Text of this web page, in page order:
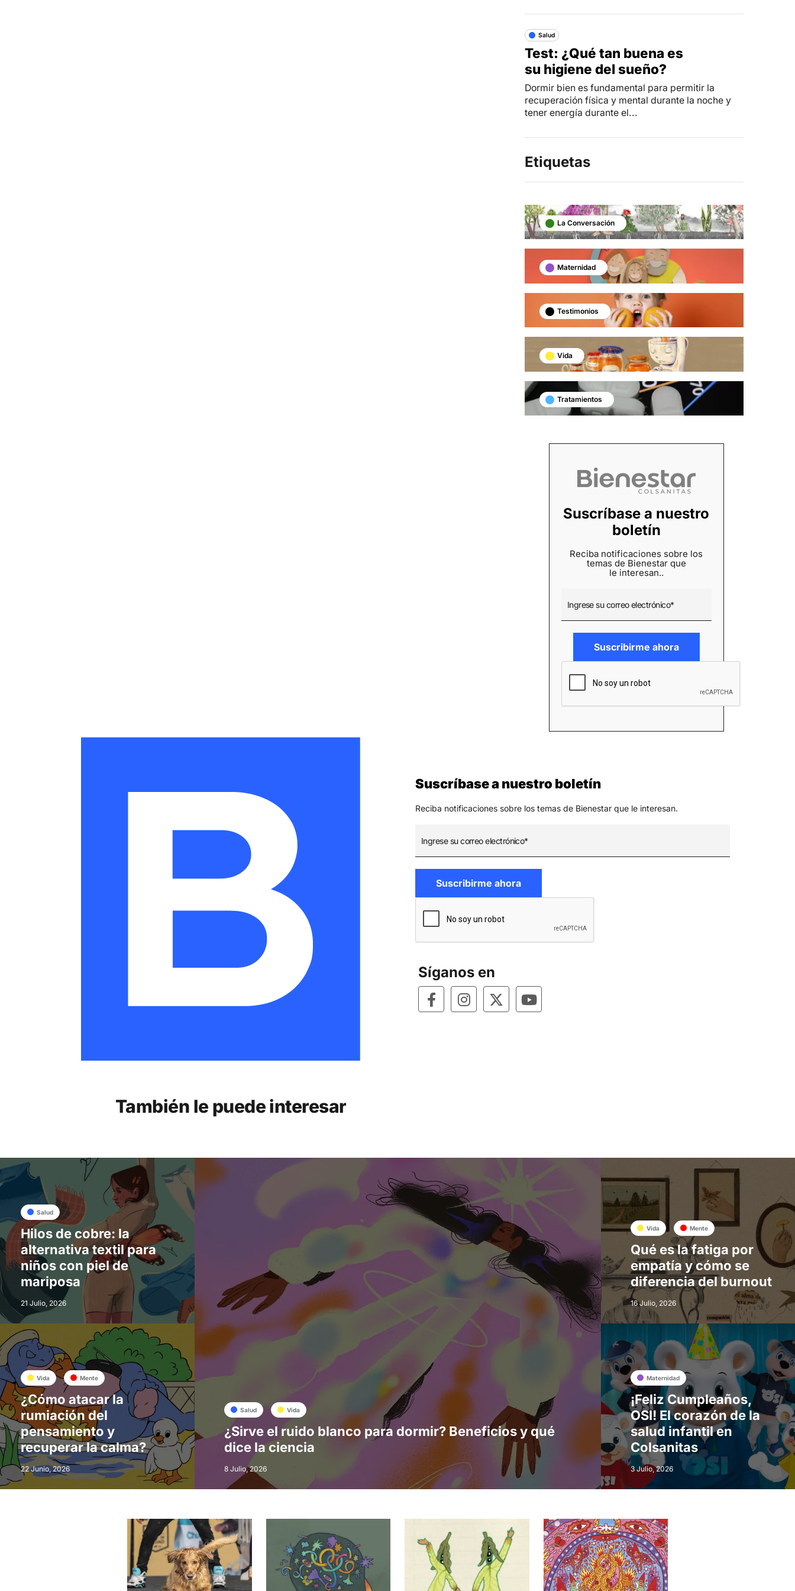
Salud
Test: ¿Qué tan buena es
su higiene del sueño?
Dormir bien es fundamental para permitir la
recuperación física y mental durante la noche y
tener energía durante el...
Etiquetas
La Conversación
Maternidad
Testimonios
Vida
Tratamientos
Suscríbase a nuestro
boletín
Reciba notificaciones sobre los
temas de Bienestar que
le interesan..
Suscríbase a nuestro boletín
Reciba notificaciones sobre los temas de Bienestar que le interesan.
Síganos en
También le puede interesar
Salud
Hilos de cobre: la
alternativa textil para
niños con piel de
mariposa
21 Julio, 2026
Vida Mente
¿Cómo atacar la
rumiación del
pensamiento y
recuperar la calma?
22 Junio, 2026
Salud Vida
¿Sirve el ruido blanco para dormir? Beneficios y qué
dice la ciencia
8 Julio, 2026
Vida Mente
Qué es la fatiga por
empatía y cómo se
diferencia del burnout
16 Julio, 2026
Maternidad
¡Feliz Cumpleaños,
OSI! El corazón de la
salud infantil en
Colsanitas
3 Julio, 2026